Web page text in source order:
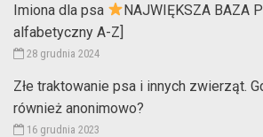
Imiona dla psa
NAJWIĘKSZA BAZA
alfabetyczny A-Z]
28 grudnia 2024
Złe traktowanie psa i innych zwierząt.
również anonimowo?
16 grudnia 2023